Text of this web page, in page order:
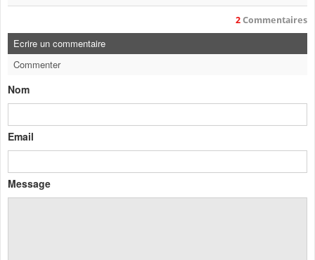
2 Commentaires
Ecrire un commentaire
Commenter
Nom
Email
Message